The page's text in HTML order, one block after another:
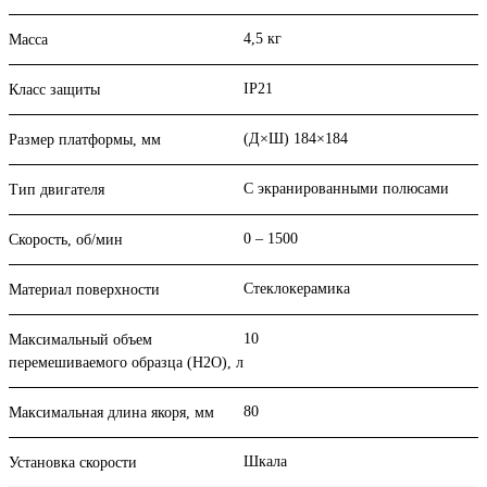
Масса 4,5 кг
Класс защиты IP21
Размер платформы, мм (Д×Ш) 184×184
Тип двигателя С экранированными полюсами
Скорость, об/мин 0 – 1500
Материал поверхности Стеклокерамика
Максимальный объем
перемешиваемого образца (Н2О), л
10
Максимальная длина якоря, мм 80
Установка скорости Шкала